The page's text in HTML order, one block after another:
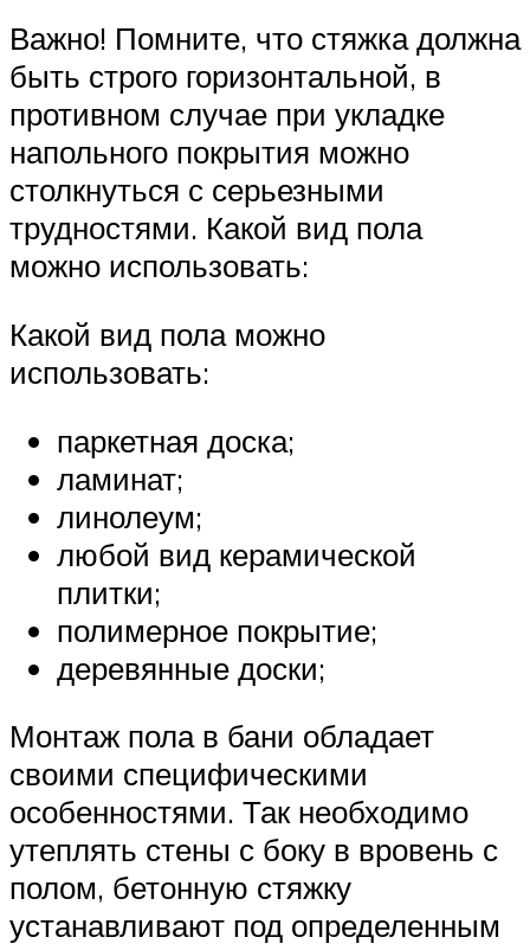
Важно! Помните, что стяжка должна
быть строго горизонтальной, в
противном случае при укладке
напольного покрытия можно
столкнуться с серьезными
трудностями. Какой вид пола
можно использовать:
Какой вид пола можно
использовать:
паркетная доска;
ламинат;
линолеум;
любой вид керамической
плитки;
полимерное покрытие;
деревянные доски;
Монтаж пола в бани обладает
своими специфическими
особенностями. Так необходимо
утеплять стены с боку в вровень с
полом, бетонную стяжку
устанавливают под определенным